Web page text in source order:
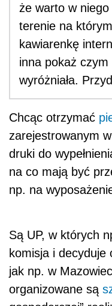
że warto w
terenie na
kawiarenkę
inna pokaż
wyróżniała.
Chcąc otrzymać
zarejestrowanym
druki do
na co mają być
np. na
Są UP, w których
komisja i decyduje
jak np. w
organizowane są